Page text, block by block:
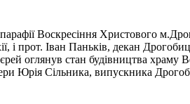
Воскресіння Христового
прот. Іван Паньків, декан
оглянув стан будівництва храму
Юрія Сільника, випускника